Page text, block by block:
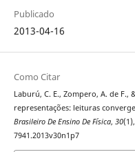
Publicado
2013-04-16
Como Citar
Laburú, C. E., Zompero, A. de F.,
representações: leituras
Brasileiro De Ensino De Física, 30
7941.2013v30n1p7